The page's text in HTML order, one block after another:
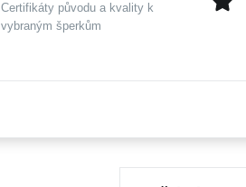
Certifikáty původu a kvality k
vybraným šperkům